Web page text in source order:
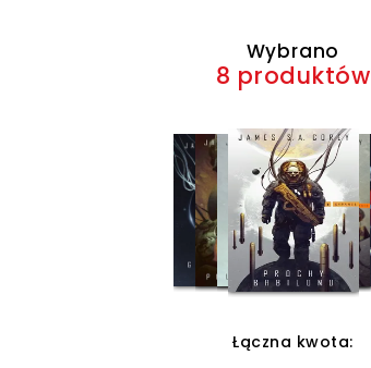
Wybrano
8 produktów
Łączna kwota: